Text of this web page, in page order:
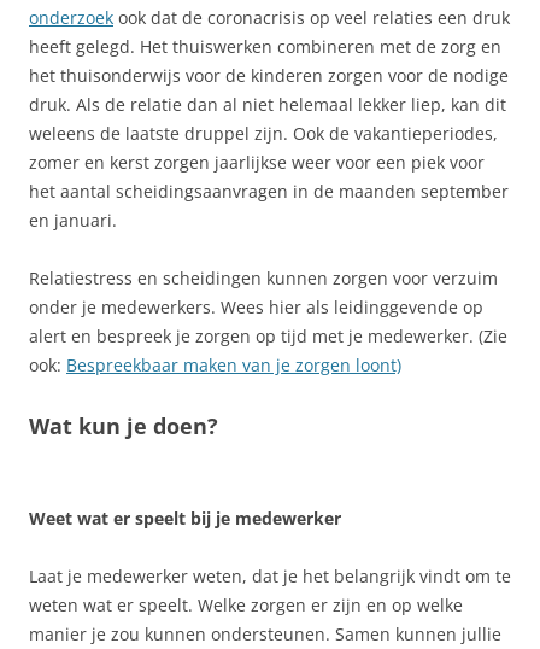
onderzoek ook dat de coronacrisis op veel relaties een druk
heeft gelegd. Het thuiswerken combineren met de zorg en
het thuisonderwijs voor de kinderen zorgen voor de nodige
druk. Als de relatie dan al niet helemaal lekker liep, kan dit
weleens de laatste druppel zijn. Ook de vakantieperiodes,
zomer en kerst zorgen jaarlijkse weer voor een piek voor
het aantal scheidingsaanvragen in de maanden september
en januari.
Relatiestress en scheidingen kunnen zorgen voor verzuim
onder je medewerkers. Wees hier als leidinggevende op
alert en bespreek je zorgen op tijd met je medewerker. (Zie
ook: Bespreekbaar maken van je zorgen loont)
Wat kun je doen?
Weet wat er speelt bij je medewerker
Laat je medewerker weten, dat je het belangrijk vindt om te
weten wat er speelt. Welke zorgen er zijn en op welke
manier je zou kunnen ondersteunen. Samen kunnen jullie